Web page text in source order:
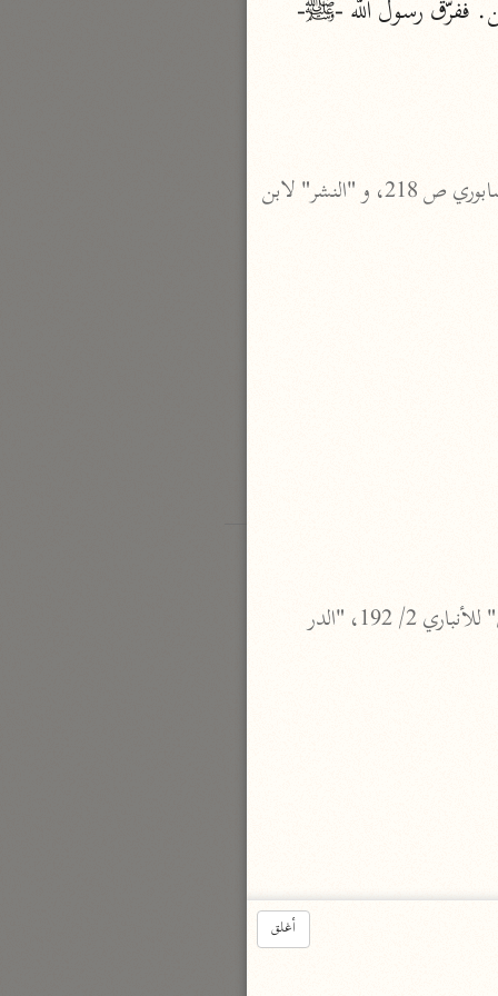
الدر المنثور
نحو ١٠ مجلدات
انظر: "السبعة" لابن مجاهد ص 452 - 453، "التسيير" للداني ص 162 و"الغاية" لابن مهران النيسابوري ص 218، و "النشر" لابن
وانظر: "الكشف" 2/ 134، و"مشكل إعراب القرآن" 2/ 509 كلاهما لمكي بن أبي طالب، "البيان" للأنباري 2/ 192، "الدر
رواه الإمام أحمد في "مسنده" 4/ 6 - 9 طبعة شاكر، وأبو داود في "سننه" (كتاب: الطلاق - باب: في اللعان 6/ 344 - 347)، أغلق